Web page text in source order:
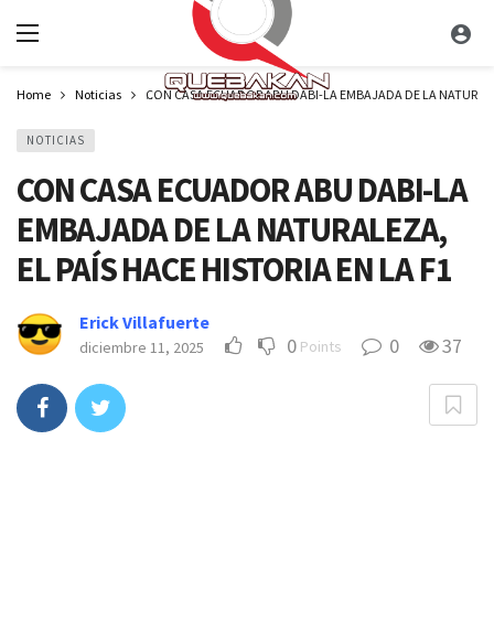
Home Noticias CON CASA ECUADOR ABU DABI-LA EMBAJADA DE LA
NOTICIAS
CON CASA ECUADOR ABU DABI-LA
EMBAJADA DE LA NATURALEZA,
EL PAÍS HACE HISTORIA EN LA F1
Erick Villafuerte
diciembre 11, 2025 0 Points 0 37